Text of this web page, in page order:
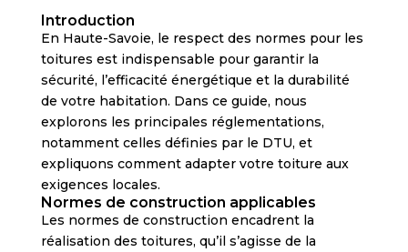
Introduction
En Haute-Savoie, le respect des normes pour les
toitures est indispensable pour garantir la
sécurité, l’efficacité énergétique et la durabilité
de votre habitation. Dans ce guide, nous
explorons les principales réglementations,
notamment celles définies par le DTU, et
expliquons comment adapter votre toiture aux
exigences locales.
Normes de construction applicables
Les normes de construction encadrent la
réalisation des toitures, qu’il s’agisse de la